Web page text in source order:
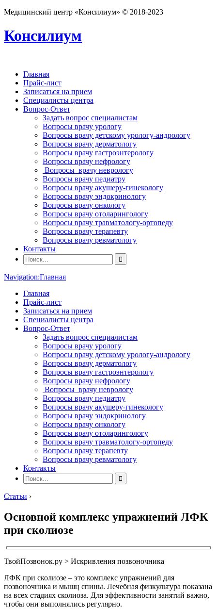
Медицинский центр «Консилиум» © 2018-2023
Консилиум
Главная
Прайс-лист
Записаться на прием
Специалисты центра
Вопрос-Ответ
Задать вопрос специалистам
Вопросы врачу урологу
Вопросы врачу детскому урологу-андрологу
Вопросы врачу дерматологу
Вопросы врачу гастроэнтерологу
Вопросы врачу нефрологу
Вопросы врачу неврологу
Вопросы врачу педиатру
Вопросы врачу акушеру-гинекологу
Вопросы врачу эндокринологу
Вопросы врачу онкологу
Вопросы врачу отоларингологу
Вопросы врачу травматологу-ортопеду
Вопросы врачу терапевту
Вопросы врачу ревматологу
Контакты
Navigation:Главная
Главная
Прайс-лист
Записаться на прием
Специалисты центра
Вопрос-Ответ
Задать вопрос специалистам
Вопросы врачу урологу
Вопросы врачу детскому урологу-андрологу
Вопросы врачу дерматологу
Вопросы врачу гастроэнтерологу
Вопросы врачу нефрологу
Вопросы врачу неврологу
Вопросы врачу педиатру
Вопросы врачу акушеру-гинекологу
Вопросы врачу эндокринологу
Вопросы врачу онкологу
Вопросы врачу отоларингологу
Вопросы врачу травматологу-ортопеду
Вопросы врачу терапевту
Вопросы врачу ревматологу
Контакты
Статьи ›
Основной комплекс упражнений ЛФК
при сколиозе
ТвойПозвонок.ру > Искривления позвоночника
ЛФК при сколиозе – это комплекс упражнений для
позвоночника и мышц спины. Лечебная физкультура показана
на всех стадиях сколиоза. Для эффективности занятий важно,
чтобы они выполнялись регулярно.